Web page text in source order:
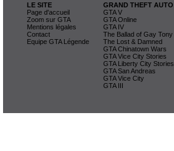
LE SITE
Page d'accueil
Zoom sur GTA
Mentions légales
Contact
Equipe GTA Légende
GRAND THEFT AUTO
GTA V
GTA Online
GTA IV
The Ballad of Gay Tony
The Lost & Damned
GTA Chinatown Wars
GTA Vice City Stories
GTA Liberty City Stories
GTA San Andreas
GTA Vice City
GTA III